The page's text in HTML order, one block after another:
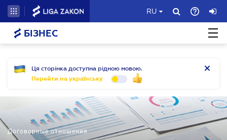
RU
БІЗНЕС
Ця сторінка доступна рідною мовою.
Перейти на українську
Договорные отношения